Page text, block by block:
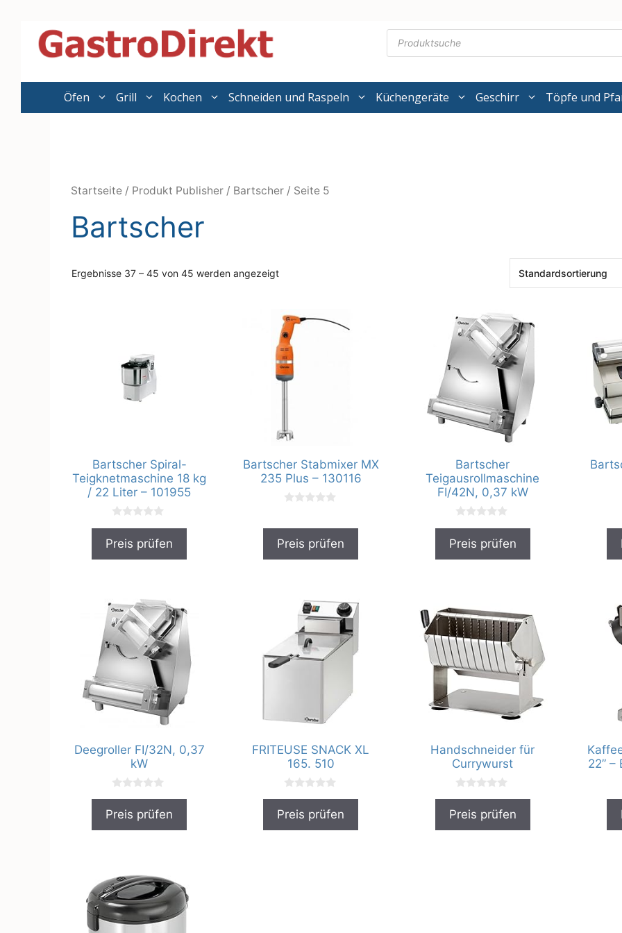
Zum
Inhalt
Products
search
Öfen Grill Kochen Schneiden und Raspeln Küchengeräte Geschirr Töpfe und
Startseite / Produkt Publisher / Bartscher / Seite 5
Bartscher
Ergebnisse 37 – 45 von 45 werden angezeigt
Bartscher Spiral-
Teigknetmaschine 18 kg
/ 22 Liter – 101955
o
Preis prüfen
Bartscher Stabmixer MX
235 Plus – 130116
o
n
5
Preis prüfen
Bartscher
Teigausrollmaschine
FI/42N, 0,37 kW
o
Preis prüfen
Deegroller FI/32N, 0,37
kW
0
o
Preis prüfen
FRITEUSE SNACK XL
165. 510
0
o
Preis prüfen
Handschneider für
Currywurst
0
o
Preis prüfen
22”